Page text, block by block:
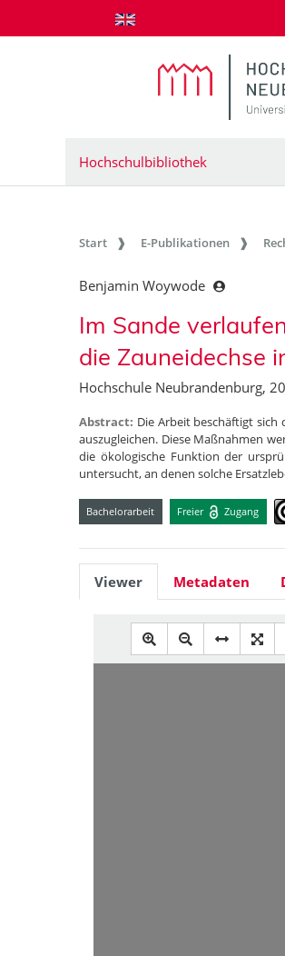
zum Inhalt springen
Hochschulbibliothek
Start E-Publikationen
Benjamin Woywode
Im Sande
die Zauneidechse
Hochschule Neubrandenburg,
Abstract: Die Arbeit beschäftigt sich
auszugleichen. Diese Maßnahmen
die ökologische Funktion der
untersucht, an denen solche
Bachelorarbeit Freier Zugang
Viewer Metadaten